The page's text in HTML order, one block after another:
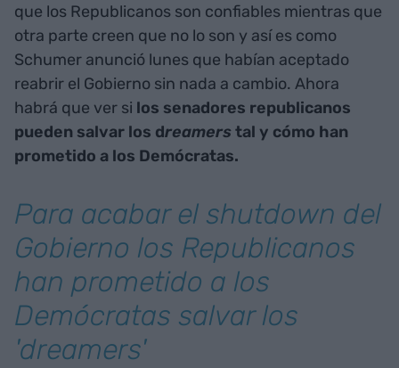
que los Republicanos son confiables mientras que
otra parte creen que no lo son y así es como
Schumer anunció lunes que habían aceptado
reabrir el Gobierno sin nada a cambio. Ahora
habrá que ver si los senadores republicanos
pueden salvar los dreamers tal y cómo han
prometido a los Demócratas.
Para acabar el shutdown del
Gobierno los Republicanos
han prometido a los
Demócratas salvar los
'dreamers'